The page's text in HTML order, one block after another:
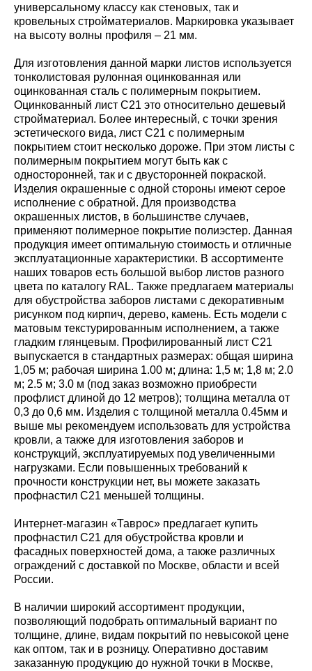
универсальному классу как стеновых, так и
кровельных стройматериалов. Маркировка указывает
на высоту волны профиля – 21 мм.
Для изготовления данной марки листов используется
тонколистовая рулонная оцинкованная или
оцинкованная сталь с полимерным покрытием.
Оцинкованный лист С21 это относительно дешевый
стройматериал. Более интересный, с точки зрения
эстетического вида, лист С21 с полимерным
покрытием стоит несколько дороже. При этом листы с
полимерным покрытием могут быть как с
односторонней, так и с двусторонней покраской.
Изделия окрашенные с одной стороны имеют серое
исполнение с обратной. Для производства
окрашенных листов, в большинстве случаев,
применяют полимерное покрытие полиэстер. Данная
продукция имеет оптимальную стоимость и отличные
эксплуатационные характеристики. В ассортименте
наших товаров есть большой выбор листов разного
цвета по каталогу RAL. Также предлагаем материалы
для обустройства заборов листами с декоративным
рисунком под кирпич, дерево, камень. Есть модели с
матовым текстурированным исполнением, а также
гладким глянцевым. Профилированный лист С21
выпускается в стандартных размерах: общая ширина
1,05 м; рабочая ширина 1.00 м; длина: 1,5 м; 1,8 м; 2.0
м; 2.5 м; 3.0 м (под заказ возможно приобрести
профлист длиной до 12 метров); толщина металла от
0,3 до 0,6 мм. Изделия с толщиной металла 0.45мм и
выше мы рекомендуем использовать для устройства
кровли, а также для изготовления заборов и
конструкций, эксплуатируемых под увеличенными
нагрузками. Если повышенных требований к
прочности конструкции нет, вы можете заказать
профнастил С21 меньшей толщины.
Интернет-магазин «Таврос» предлагает купить
профнастил С21 для обустройства кровли и
фасадных поверхностей дома, а также различных
ограждений с доставкой по Москве, области и всей
России.
В наличии широкий ассортимент продукции,
позволяющий подобрать оптимальный вариант по
толщине, длине, видам покрытий по невысокой цене
как оптом, так и в розницу. Оперативно доставим
заказанную продукцию до нужной точки в Москве,